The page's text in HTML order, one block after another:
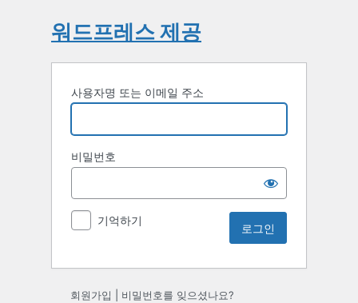
워드프레스 제공
사용자명 또는 이메일 주소
비밀번호
기억하기
회원가입 비밀번호를 잊으셨나요?